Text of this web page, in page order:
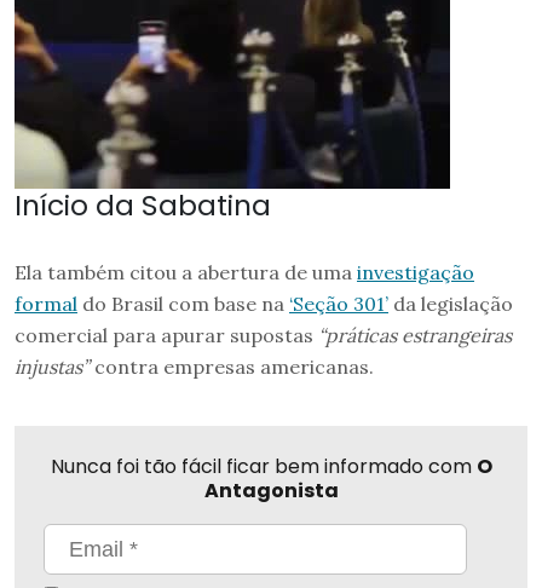
Início da Sabatina
Ela também citou a abertura de uma investigação
formal do Brasil com base na ‘Seção 301’ da legislação
comercial para apurar supostas “práticas estrangeiras
injustas”contra empresas americanas.
Nunca foi tão fácil ficar bem informado com O
Antagonista